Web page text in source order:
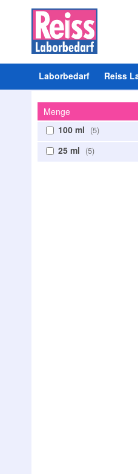
Laborbedarf Reiss
Menge
100 ml
5
25 ml 5